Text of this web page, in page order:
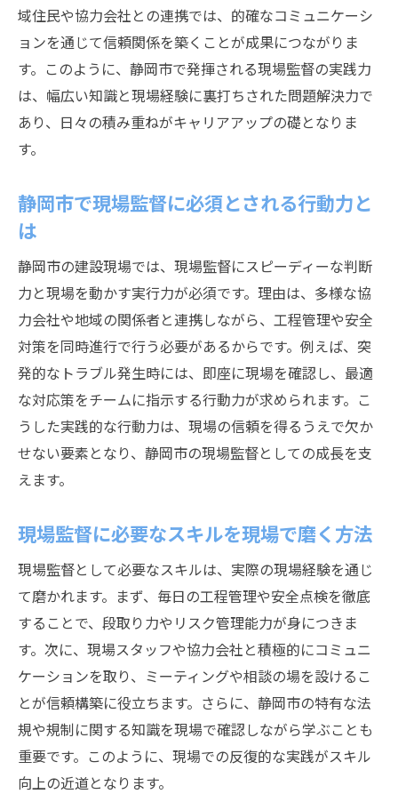
現場監督が静岡市で体得するべき必須スキ
ル
現場監督必須スキルを静岡市で効率よく学
ぶ方法
現場監督なら知っておきたい能力とは
ト
には
現場監督なら知りたい現場対応力のポイン
ト
現場監督の成長に不可欠な能力について解
説
現場監督が日常業務で活かせるスキルとは
静岡市の建設現場における現場監督の役割
現場監督として静岡市で果たすべき役割解
説
静岡市の建設現場で現場監督が意識すべき
点
現場監督の業務と静岡市特有の役割の違い
現場監督が静岡市で現場をまとめるコツ
実務で磨かれる現場監督の強みの秘訣
現場監督が実務経験で得る強みの本質
現場監督として実務で伸ばせるスキル紹介
域住民や協力会社との連携では、的確なコミュニケーシ
ョンを通じて信頼関係を築くことが成果につながりま
す。このように、静岡市で発揮される現場監督の実践力
は、幅広い知識と現場経験に裏打ちされた問題解決力で
あり、日々の積み重ねがキャリアアップの礎となりま
す。
静岡市で現場監督に必須とされる行動力と
は
静岡市の建設現場では、現場監督にスピーディーな判断
力と現場を動かす実行力が必須です。理由は、多様な協
力会社や地域の関係者と連携しながら、工程管理や安全
対策を同時進行で行う必要があるからです。例えば、突
発的なトラブル発生時には、即座に現場を確認し、最適
な対応策をチームに指示する行動力が求められます。こ
うした実践的な行動力は、現場の信頼を得るうえで欠か
せない要素となり、静岡市の現場監督としての成長を支
えます。
現場監督に必要なスキルを現場で磨く方法
現場監督として必要なスキルは、実際の現場経験を通じ
て磨かれます。まず、毎日の工程管理や安全点検を徹底
することで、段取り力やリスク管理能力が身につきま
す。次に、現場スタッフや協力会社と積極的にコミュニ
ケーションを取り、ミーティングや相談の場を設けるこ
とが信頼構築に役立ちます。さらに、静岡市の特有な法
規や規制に関する知識を現場で確認しながら学ぶことも
重要です。このように、現場での反復的な実践がスキル
向上の近道となります。